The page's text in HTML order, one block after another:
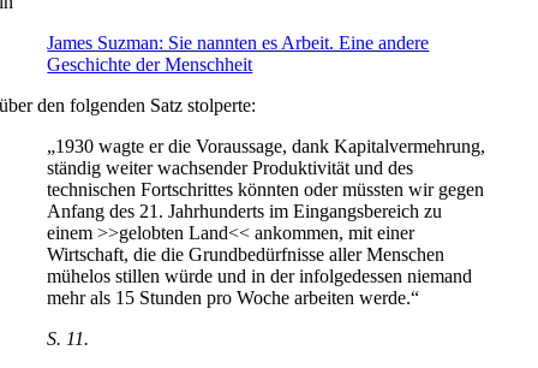
James Suzman: Sie nannten es Arbeit. Eine andere
Geschichte der Menschheit
über den folgenden Satz stolperte:
„1930 wagte er die Voraussage, dank Kapitalvermehrung,
ständig weiter wachsender Produktivität und des
technischen Fortschrittes könnten oder müssten wir gegen
Anfang des 21. Jahrhunderts im Eingangsbereich zu
einem >>gelobten Land<< ankommen, mit einer
Wirtschaft, die die Grundbedürfnisse aller Menschen
mühelos stillen würde und in der infolgedessen niemand
mehr als 15 Stunden pro Woche arbeiten werde.“
S. 11.